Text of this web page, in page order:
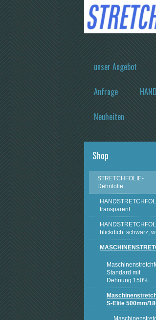
unser Angebot
Anfrage
Neuheiten
Shop
STRETCHFOLIE-
Dehnfolie
transparent
blickdicht schwarz,
Standard mit
Dehnung 150%
S-Elite 500mm/